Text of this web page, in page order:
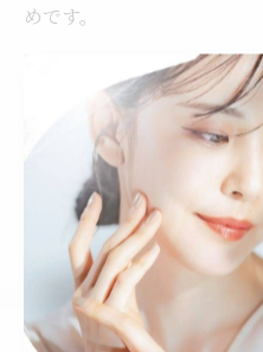
めです。
また、サロンによっては撮
を提案してくれる場合もあ
撮り方」についても事前に
を活用することで、認識の
がりにつながります。
まつ毛パーマ横から見
まつ毛パーマは正面だけで